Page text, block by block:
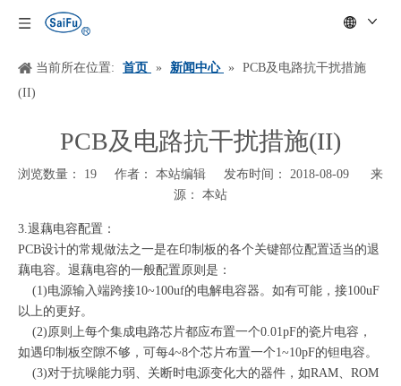
当前所在位置: 首页 » 新闻中心 »
PCB及电路抗干扰措施
(II)
PCB及电路抗干扰措施(II)
浏览数量： 19 作者： 本站编辑 发布时间： 2018-08-09 来
源： 本站
["wechat","weibo","qzone","douban","email"]
3.退藕电容配置：
PCB设计的常规做法之一是在印制板的各个关键部位配置适当的退
藕电容。退藕电容的一般配置原则是：
(1)电源输入端跨接10~100uf的电解电容器。如有可能，接100uF
以上的更好。
(2)原则上每个集成电路芯片都应布置一个0.01pF的瓷片电容，
如遇印制板空隙不够，可每4~8个芯片布置一个1~10pF的钽电容。
(3)对于抗噪能力弱、关断时电源变化大的器件，如RAM、ROM